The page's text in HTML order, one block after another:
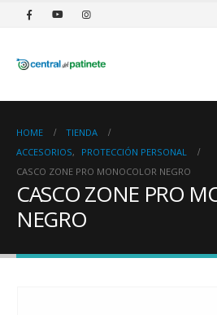
HOME
TIENDA
ACCESORIOS,
PROTECCIÓN PERSONAL
CASCO ZONE PRO MONOCOLOR NEGRO
CASCO ZONE PRO
NEGRO